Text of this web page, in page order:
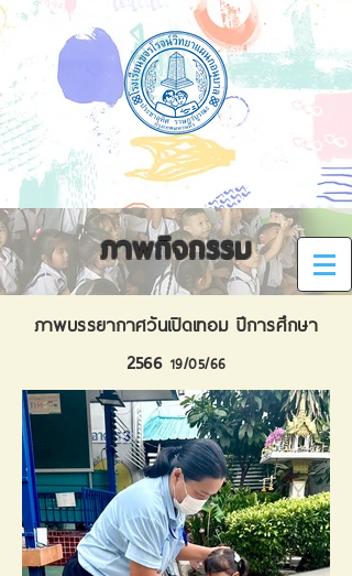
ภาพกิจกรรม
ภาพบรรยากาศวันเปิดเทอม ปีการศึกษา
2566 19/05/66